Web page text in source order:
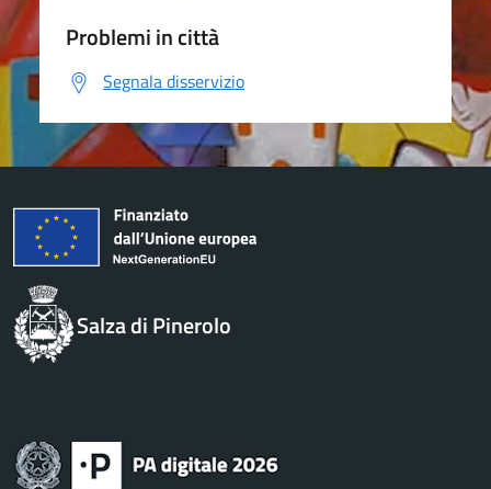
Problemi in città
Segnala disservizio
Salza di Pinerolo